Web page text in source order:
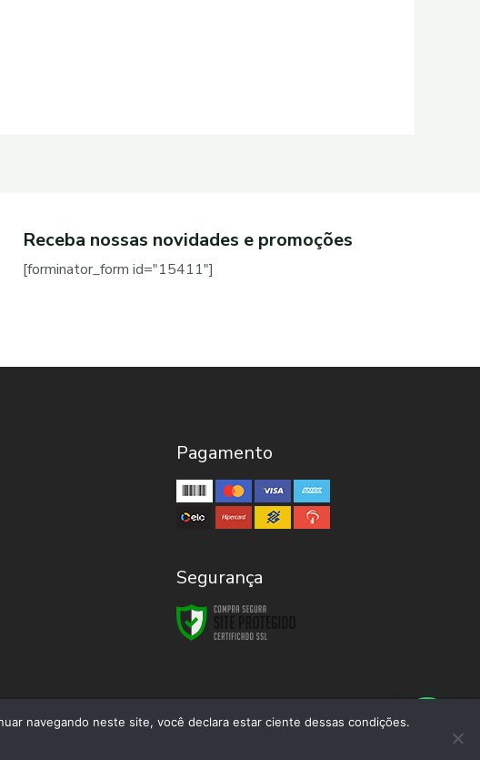
Receba nossas novidades e promoções
[forminator_form id="15411"]
Pagamento
Segurança
navegando neste site, você declara estar ciente dessas condições.